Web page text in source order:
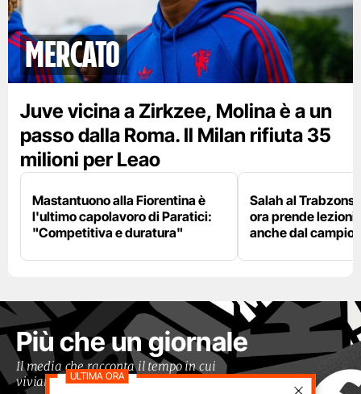
mercato
Juve vicina a Zirkzee, Molina è a un
passo dalla Roma. Il Milan rifiuta 35
milioni per Leao
Mastantuono alla Fiorentina è
l'ultimo capolavoro di Paratici:
"Competitiva e duratura"
Salah al
ora prende lezioni
anche dal
Più che un giornale
Il media che racconta il tempo in cui
viviamo con occhi moderni